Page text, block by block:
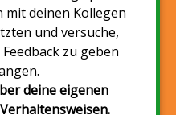
mit deinen Kollegen
und versuche,
zu geben
deine eigenen